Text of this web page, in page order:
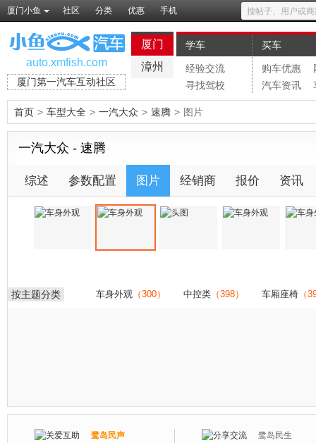
厦门小鱼 社区 分类 优惠 手机
auto.xmfish.com
厦门第一汽车互动社区
厦门
漳州
学车
经验交流
寻找驾校
买车
购车优惠
汽车资讯
首页 > 车型大全 > 一汽大众 > 速腾 > 图片
一汽大众 - 速腾
综述 参数配置 图片 经销商 报价 资讯
按主题分类 车身外观 （300） 中控类 （398） 车厢座椅 （
鹭岛民声
鹭岛民生